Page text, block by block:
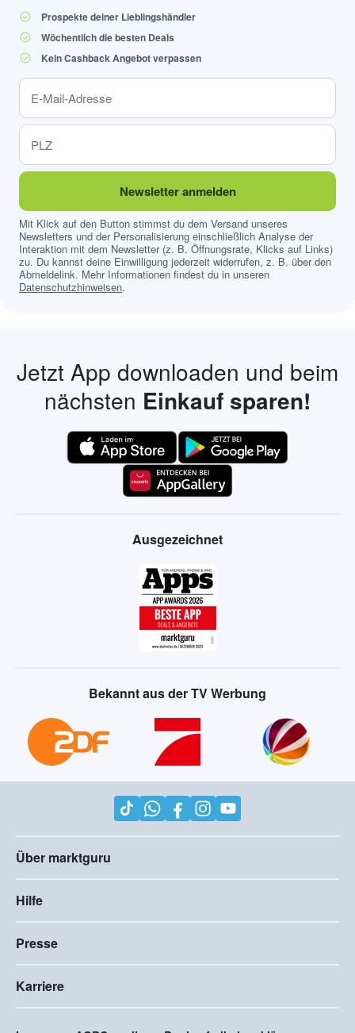
Prospekte deiner Lieblingshändler
Wöchentlich die besten Deals
Kein Cashback Angebot verpassen
Newsletter anmelden
Mit Klick auf den Button stimmst du dem Versand unseres
Newsletters und der Personalisierung einschließlich Analyse der
Interaktion mit dem Newsletter (z. B. Öffnungsrate, Klicks auf Links)
zu. Du kannst deine Einwilligung jederzeit widerrufen, z. B. über den
Abmeldelink. Mehr Informationen findest du in unseren
Datenschutzhinweisen.
Jetzt App downloaden und beim
nächsten Einkauf sparen!
Ausgezeichnet
Bekannt aus der TV Werbung
Über marktguru
Hilfe
Presse
Karriere